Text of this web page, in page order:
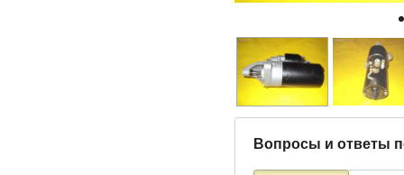
Вопросы и ответы